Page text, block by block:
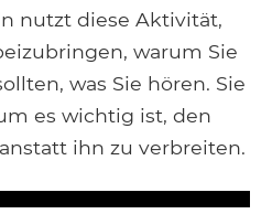
nutzt diese Aktivität,
warum Sie
was Sie hören. Sie
es wichtig ist, den
ihn zu verbreiten.